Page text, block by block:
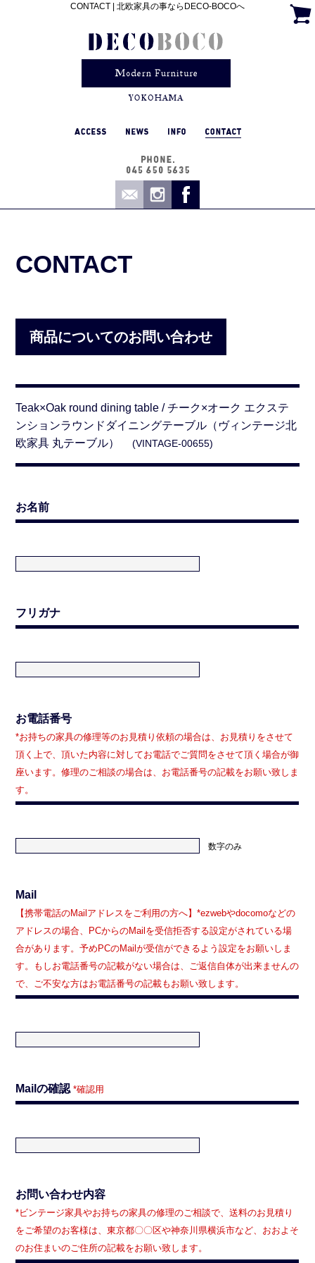
CONTACT | 北欧家具の事ならDECO-BOCOへ
CONTACT
商品についてのお問い合わせ
Teak×Oak round dining table / チーク×オーク エクステ
ンションラウンドダイニングテーブル（ヴィンテージ北
欧家具 丸テーブル）
(VINTAGE-00655)
お名前
フリガナ
お電話番号
*お持ちの家具の修理等のお見積り依頼の場合は、お見積りをさせて
頂く上で、頂いた内容に対してお電話でご質問をさせて頂く場合が御
座います。修理のご相談の場合は、お電話番号の記載をお願い致しま
す。
数字のみ
Mail
【携帯電話のMailアドレスをご利用の方へ】*ezwebやdocomoなどの
アドレスの場合、PCからのMailを受信拒否する設定がされている場
合があります。予めPCのMailが受信ができるよう設定をお願いしま
す。もしお電話番号の記載がない場合は、ご返信自体が出来ませんの
で、ご不安な方はお電話番号の記載もお願い致します。
Mailの確認*確認用
お問い合わせ内容
*ビンテージ家具やお持ちの家具の修理のご相談で、送料のお見積り
をご希望のお客様は、東京都〇〇区や神奈川県横浜市など、おおよそ
のお住まいのご住所の記載をお願い致します。